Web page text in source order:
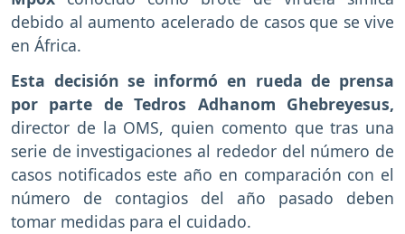
debido al aumento acelerado de casos que se vive
en África.
Esta decisión se informó en rueda de prensa
por parte de Tedros Adhanom Ghebreyesus,
director de la OMS, quien comento que tras una
serie de investigaciones al rededor del número de
casos notificados este año en comparación con el
número de contagios del año pasado deben
tomar medidas para el cuidado.